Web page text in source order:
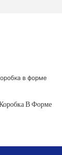
В Форме